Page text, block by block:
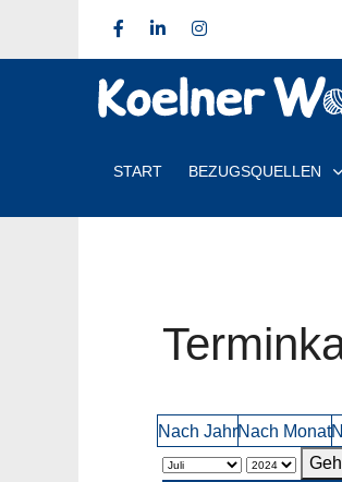
START BEZUGSQUELLEN
Nach JahrNach Monat